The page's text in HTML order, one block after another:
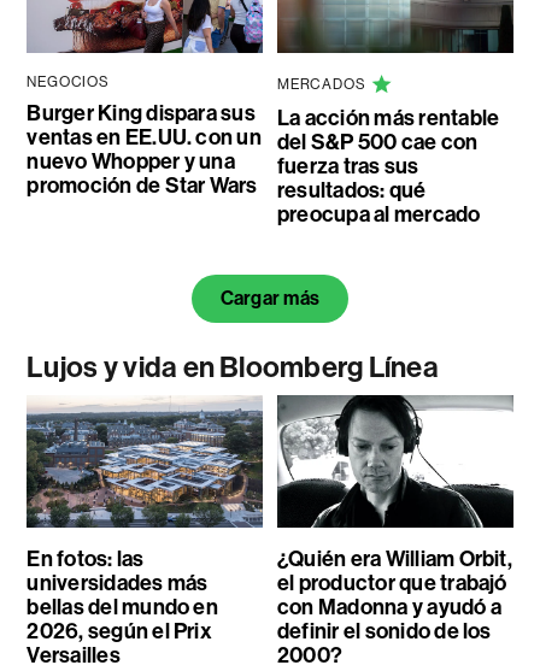
NEGOCIOS
Burger King dispara sus
ventas en EE.UU. con un
nuevo Whopper y una
promoción de Star Wars
MERCADOS
La acción más rentable
del S&P 500 cae con
fuerza tras sus
resultados: qué
preocupa al mercado
Cargar más
Lujos y vida en Bloomberg Línea
En fotos: las
universidades más
bellas del mundo en
2026, según el Prix
Versailles
¿Quién era William Orbit,
el productor que trabajó
con Madonna y ayudó a
definir el sonido de los
2000?